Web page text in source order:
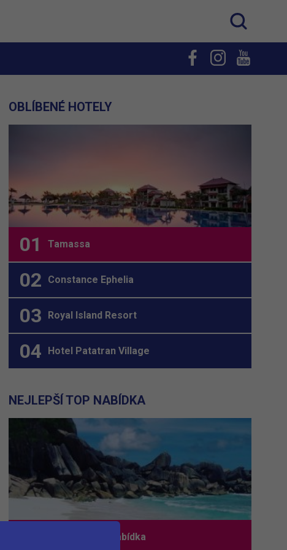
OBLÍBENÉ HOTELY
Tamassa
Constance Ephelia
Royal Island Resort
Hotel Patatran Village
NEJLEPŠÍ TOP NABÍDKA
Nejlepší TOP nabídka